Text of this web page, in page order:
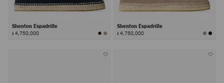
Shenton Espadrille
៛ 4,750,000
Shenton Espadrille
៛ 4,750,000